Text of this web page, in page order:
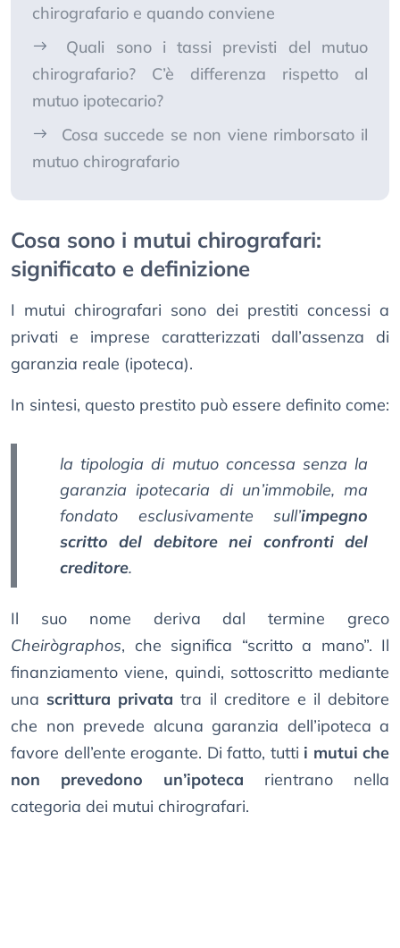
chirografario e quando conviene
Quali sono i tassi previsti del mutuo
chirografario? C’è differenza rispetto al
mutuo ipotecario?
Cosa succede se non viene rimborsato il
mutuo chirografario
Cosa sono i mutui chirografari:
significato e definizione
I mutui chirografari sono dei prestiti concessi a
privati e imprese caratterizzati dall’assenza di
garanzia reale (ipoteca).
In sintesi, questo prestito può essere definito come:
la tipologia di mutuo concessa senza la
garanzia ipotecaria di un’immobile, ma
fondato esclusivamente sull’impegno
scritto del debitore nei confronti del
creditore.
Il suo nome deriva dal termine greco
Cheirògraphos, che significa “scritto a mano”. Il
finanziamento viene, quindi, sottoscritto mediante
una scrittura privata tra il creditore e il debitore
che non prevede alcuna garanzia dell’ipoteca a
favore dell’ente erogante. Di fatto, tutti i mutui che
non prevedono un’ipoteca rientrano nella
categoria dei mutui chirografari.